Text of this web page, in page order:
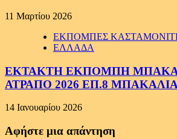
11 Μαρτίου 2026
ΕΚΠΟΜΠΕΣ
ΕΛΛΑΔΑ
ΕΚΤΑΚΤΗ ΕΚΠΟΜΠΗ
ΑΤΡΑΠΟ 2026 ΕΠ.8
14 Ιανουαρίου 2026
Αφήστε μια απάντηση